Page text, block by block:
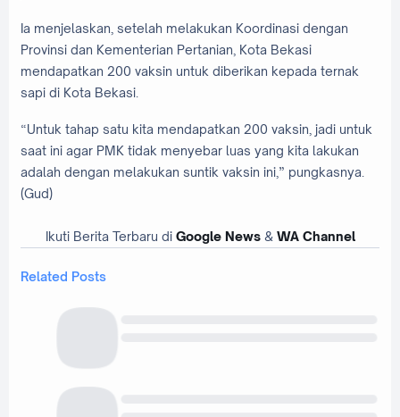
Ia menjelaskan, setelah melakukan Koordinasi dengan
Provinsi dan Kementerian Pertanian, Kota Bekasi
mendapatkan 200 vaksin untuk diberikan kepada ternak
sapi di Kota Bekasi.
“Untuk tahap satu kita mendapatkan 200 vaksin, jadi untuk
saat ini agar PMK tidak menyebar luas yang kita lakukan
adalah dengan melakukan suntik vaksin ini,” pungkasnya.
(Gud)
Ikuti Berita Terbaru di Google News& WA Channel
Related Posts